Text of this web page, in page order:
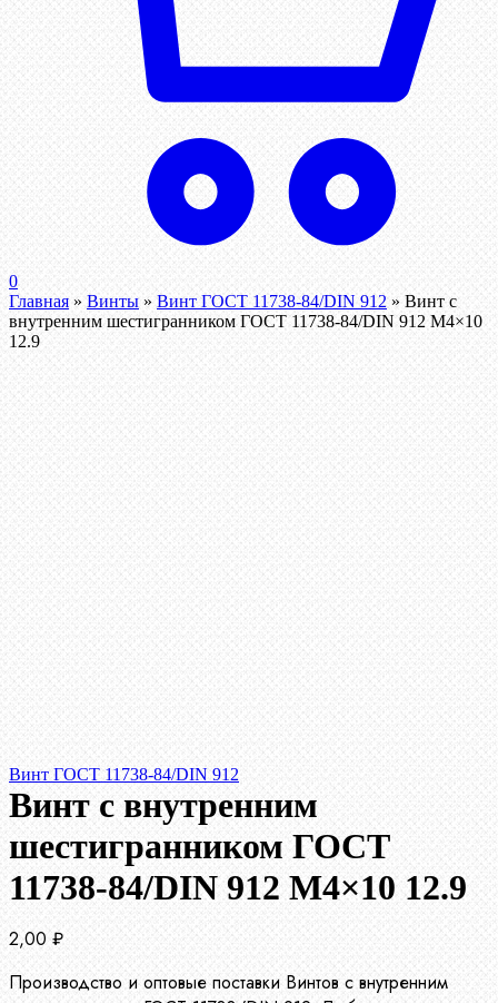
0
Главная » Винты » Винт ГОСТ 11738-84/DIN 912 » Винт c
внутренним шестигранником ГОСТ 11738-84/DIN 912 М4×10
12.9
Винт ГОСТ 11738-84/DIN 912
Винт c внутренним
шестигранником ГОСТ
11738-84/DIN 912 М4×10 12.9
2,00 ₽
Производство и оптовые поставки Винтов с внутренним